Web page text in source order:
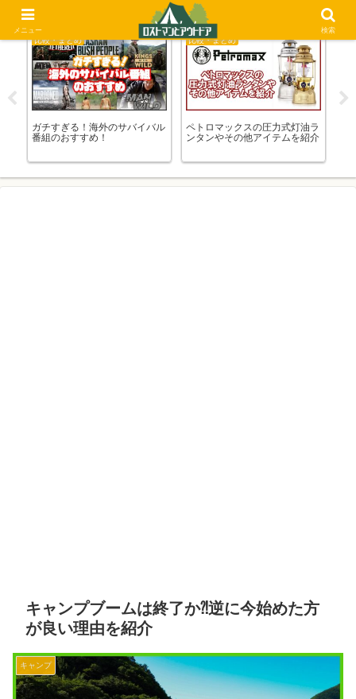
比較・まとめ
ガチすぎる！海外のサバイバル
番組のおすすめ！
比較・まとめ
ペトロマックスの圧力式灯油ラ
ンタンやその他アイテムを紹介
比
キャンプブームは終了か⁈逆に今始めた方
が良い理由を紹介
キャンプ
メニュー 検索